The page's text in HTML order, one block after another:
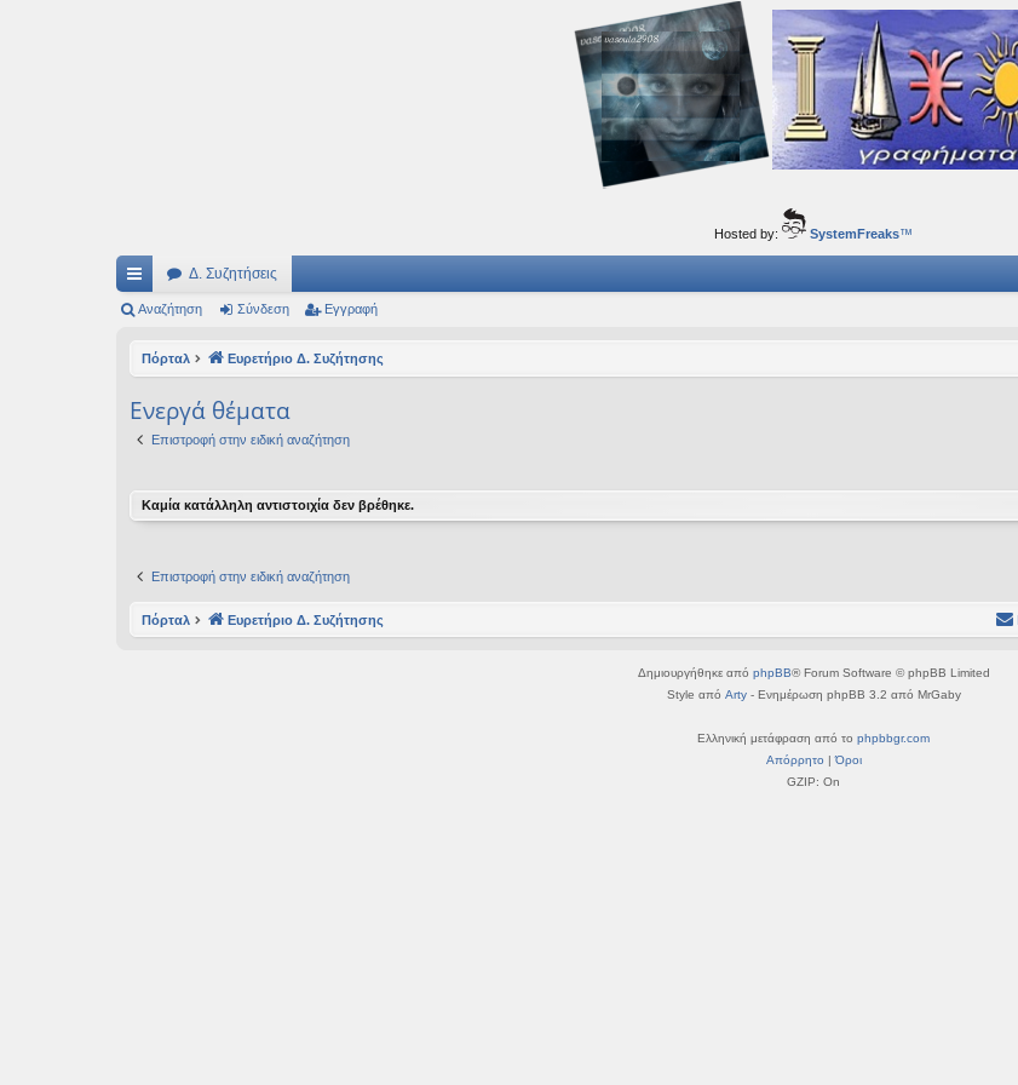
Αυτός ο τόπος φιλοδοξεί να ανοίγει μονοπάτια για τα συναρπαστικά και όμορφα ταξίδια του νού...
Hosted by: SystemFreaks™
ρή
ς
νδ
Δ. Συζητήσεις
Αναζήτηση Σύνδεση Εγγραφή
Πόρταλ Ευρετήριο Δ. Συζήτησης
Ενεργά θέματα
Επιστροφή στην ειδική αναζήτηση
Καμία κατάλληλη αντιστοιχία δεν βρέθηκε.
Επιστροφή στην ειδική αναζήτηση
Πόρταλ Ευρετήριο Δ. Συζήτησης
Δημιουργήθηκε από phpBB® Forum Software © phpBB Limited
Style από Arty- Ενημέρωση phpBB 3.2 από MrGaby
Ελληνική μετάφραση από το phpbbgr.com
Απόρρητο |Όροι
GZIP: On